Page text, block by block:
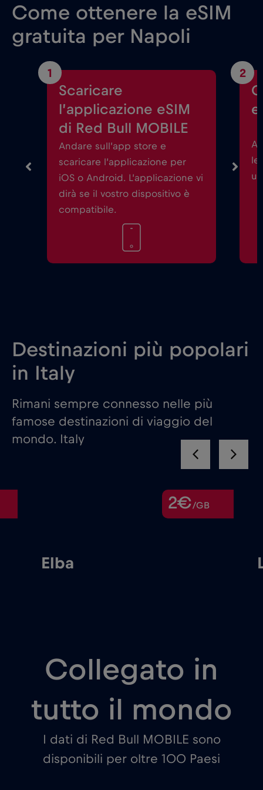
Come ottenere la eSIM
gratuita per Napoli
1
Scaricare
l’applicazione eSIM
di Red Bull MOBILE
Andare sull’app store e
scaricare l’applicazione per
iOS o Android. L’applicazione vi
dirà se il vostro dispositivo è
compatibile.
2
le
Destinazioni più popolari
in Italy
Rimani sempre connesso nelle più
famose destinazioni di viaggio del
mondo. Italy
2€/GB
Elba
Collegato in
tutto il mondo
I dati di Red Bull MOBILE sono
disponibili per oltre 100 Paesi